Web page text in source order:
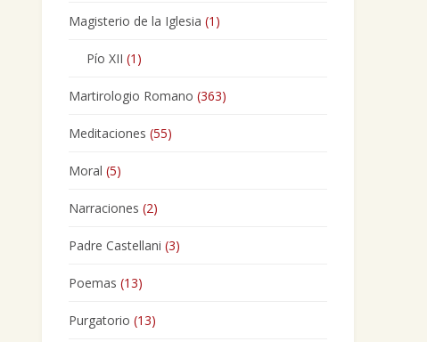
Magisterio de la Iglesia (1)
Pío XII (1)
Martirologio Romano (363)
Meditaciones (55)
Moral (5)
Narraciones (2)
Padre Castellani (3)
Poemas (13)
Purgatorio (13)